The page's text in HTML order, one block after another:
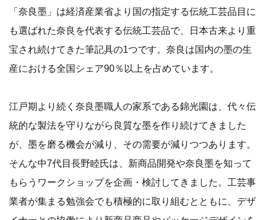
「奈良墨」は経済産業省より国の指定する伝統工芸品目に
も選ばれた奈良を代表する伝統工芸品で、日本古来より重
宝され続けてきた筆記具の1つです。奈良は国内の墨の生
産における全国シェア90％以上を占めています。
江戸期より続く奈良墨職人の家系である錦光園は、代々伝
統的な製法を守りながら良質な墨を作り続けてきました
が、墨を磨る機会が減り、その需要が減りつつあります。
そんな中7代目長野睦氏は、新商品開発や奈良墨を知って
もらうワークショップを企画・検討してきました。工芸事
業者が集まる勉強会でも積極的に取り組むとともに、デザ